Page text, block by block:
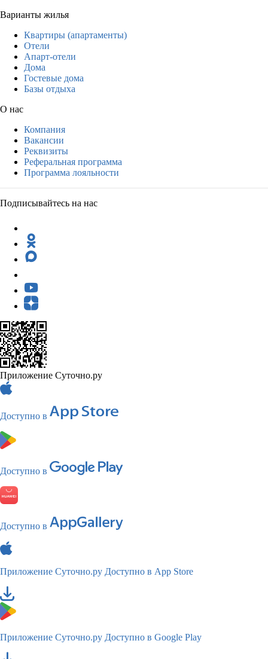
Варианты жилья
Квартиры (апартаменты)
Отели
Апарт-отели
Дома
Гостевые дома
Базы отдыха
О нас
Компания
Вакансии
Реквизиты
Реферальная программа
Программа лояльности
Подписывайтесь на нас
Приложение Суточно.ру
Доступно в
Доступно в
Доступно в
Приложение Суточно.ру Доступно в App Store
Приложение Суточно.ру Доступно в Google Play